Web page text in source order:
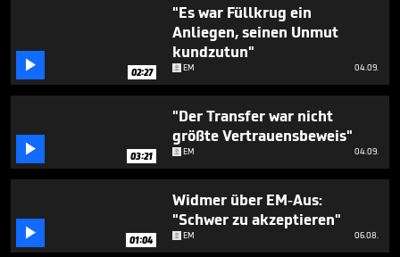
 02:27
"Es war Füllkrug ein
Anliegen, seinen Unmut
kundzutun"
EM 04.09.
 03:21
"Der Transfer war nicht
größte Vertrauensbeweis"
EM 04.09.
 01:04
Widmer über EM-Aus:
"Schwer zu akzeptieren"
EM 06.08.